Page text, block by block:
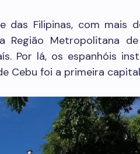
das Filipinas, com mais
Região Metropolitana de
Por lá, os espanhóis
Cebu foi a primeira